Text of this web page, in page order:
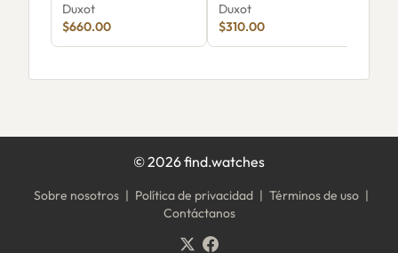
Edition DX-2066-33
Duxot
$660.00
Duxot
$310.00
©2026find.watches
Sobre nosotros | Política de privacidad | Términos de uso |
Contáctanos